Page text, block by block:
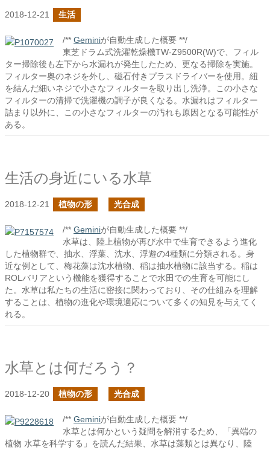
2018-12-21 生活
/** Geminiが自動生成した概要 **/
東芝ドラム式洗濯乾燥機TW-Z9500R(W)で、フィル
ター掃除後も左下から水漏れが発生したため、更なる掃除を実施。
フィルター奥のネジを外し、磁石付きプラスドライバーを使用。紐
を結んだ細いネジで小さなフィルターを取り出し洗浄。この小さな
フィルターの清掃で洗濯機の調子が良くなる。水漏れはフィルター
詰まり以外に、この小さなフィルターの汚れも原因となる可能性が
ある。
生活の身近にいる水草
2018-12-21 植物の形 光合成
/** Geminiが自動生成した概要 **/
水草は、陸上植物が再び水中で生育できるよう進化
した植物群で、抽水、浮葉、沈水、浮遊の4種類に分類される。身
近な例として、梅花藻は沈水植物、稲は抽水植物に該当する。稲は
ROLバリアという機能を獲得することで水田での生育を可能にし
た。水草は私たちの生活に密接に関わっており、その仕組みを理解
することは、植物の進化や環境適応について多くの知見を与えてく
れる。
水草とは何だろう？
2018-12-20 植物の形 光合成
/** Geminiが自動生成した概要 **/
水草とは何かという疑問を解消するため、「異端の
植物 水草を科学する」を読んだ結果、水草は藻類とは異なり、陸